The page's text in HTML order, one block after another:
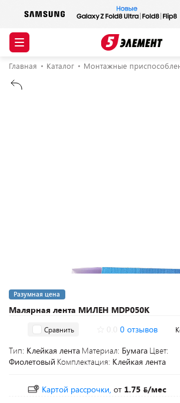
Главная Каталог Монтажные
Малярная лента МИЛЕН MDP050K
Разумная цена
Сравнить 0 отзывов
Тип: Клейкая лента Материал: Бумага Цвет:
Фиолетовый Комплектация: Клейкая лента
Картой рассрочки, от 1.75
/мес